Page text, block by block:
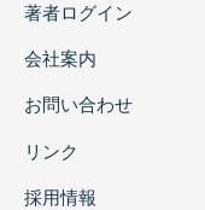
著者ログイン
会社案内
お問い合わせ
リンク
採用情報